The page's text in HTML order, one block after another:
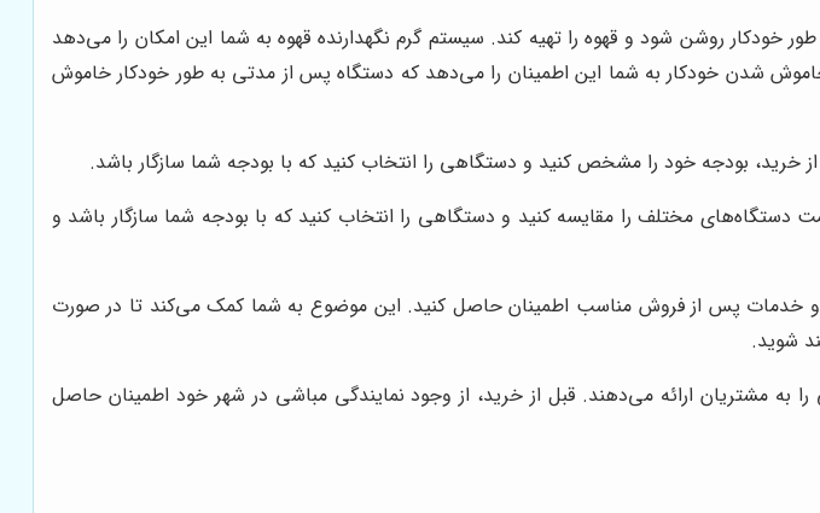
خودکار روشن شود و قهوه را تهیه کند. سیستم گرم نگهدارنده قهوه به شما این امکان را می‌دهد
شدن خودکار به شما این اطمینان را می‌دهد که دستگاه پس از مدتی به طور خودکار خاموش
بودجه خود را مشخص کنید و دستگاهی را انتخاب کنید که با بودجه شما سازگار باشد.
دستگاه‌های مختلف را مقایسه کنید و دستگاهی را انتخاب کنید که با بودجه شما سازگار باشد و
و خدمات پس از فروش مناسب اطمینان حاصل کنید. این موضوع به شما کمک می‌کند تا در صورت
شوید.
مشتریان ارائه می‌دهند. قبل از خرید، از وجود نمایندگی مباشی در شهر خود اطمینان حاصل